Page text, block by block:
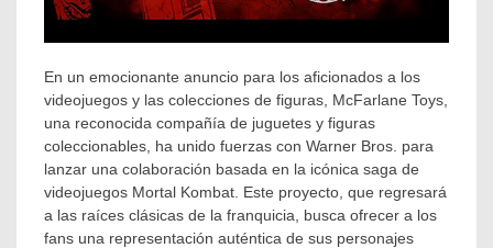
En un emocionante anuncio para los aficionados a los
videojuegos y las colecciones de figuras, McFarlane Toys,
una reconocida compañía de juguetes y figuras
coleccionables, ha unido fuerzas con Warner Bros. para
lanzar una colaboración basada en la icónica saga de
videojuegos Mortal Kombat. Este proyecto, que regresará
a las raíces clásicas de la franquicia, busca ofrecer a los
fans una representación auténtica de sus personajes